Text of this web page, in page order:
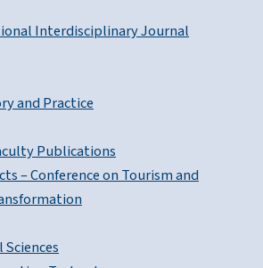
Interdisciplinary Journal
and Practice
Publications
– Conference on Tourism and